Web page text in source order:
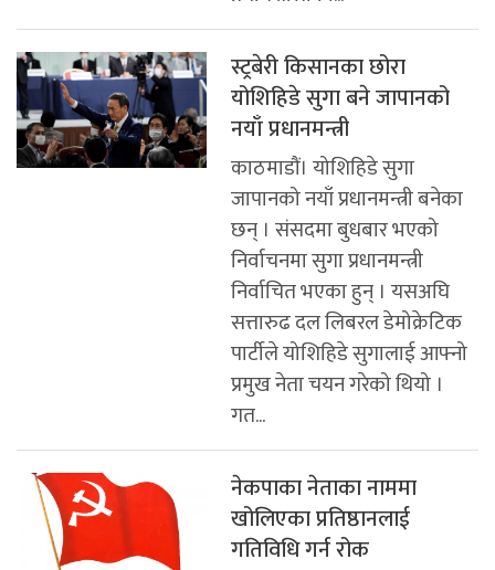
स्ट्रबेरी किसानका छोरा
योशिहिडे सुगा बने जापानको
नयाँ प्रधानमन्त्री
काठमाडौं। योशिहिडे सुगा
जापानको नयाँ प्रधानमन्त्री बनेका
छन् । संसदमा बुधबार भएको
निर्वाचनमा सुगा प्रधानमन्त्री
निर्वाचित भएका हुन् । यसअघि
सत्तारुढ दल लिबरल डेमोक्रेटिक
पार्टीले योशिहिडे सुगालाई आफ्नो
प्रमुख नेता चयन गरेको थियो ।
गत...
नेकपाका नेताका नाममा
खोलिएका प्रतिष्ठानलाई
गतिविधि गर्न रोक